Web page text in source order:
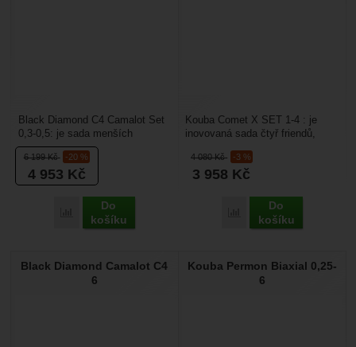
6 199Kč -20 %
4 953 Kč
Porovnat
Do
košíku
Black Diamond C4 Camalot Set
0,3-0,5: je sada menších
dvouosých friendů, které se hodí
do trhlin nebo...
4 080Kč -3 %
3 958 Kč
Porovnat
Do
košíku
Kouba Comet X SET 1-4 : je
inovovaná sada čtyř friendů,
má jinak vyřešené...
Black Diamond Camalot C4
6
Kouba Permon Biaxial 0,25-
6